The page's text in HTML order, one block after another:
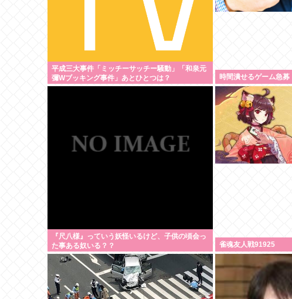
平成三大事件「ミッチーサッチー騒動」「和泉元
彌Wブッキング事件」あとひとつは？
時間潰せるゲーム急募
『尺八様』っていう妖怪いるけど、子供の頃会っ
た事ある奴いる？？
雀魂友人戦91925